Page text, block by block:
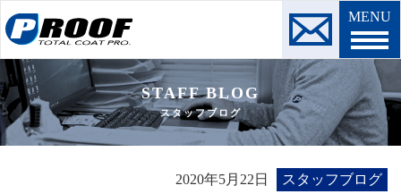
MENU
STAFF BLOG
スタッフブログ
2020年5月22日 スタッフブログ